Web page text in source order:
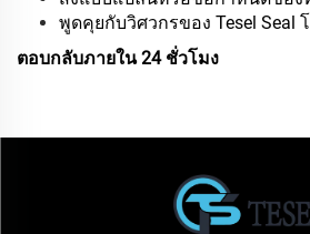
พูดคุยกับวิศวกรของ Tesel Seal
ตอบกลับภายใน 24 ชั่วโมง